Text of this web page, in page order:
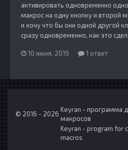
активировать одновременно
макрос на одну кнопку и второй
и хочу что бы они одной другой
сразу одновременно, как это
10 июня, 2019 1 ответ
© 2016 - 2026
Keyran - программа
макросов
Keyran - program for
macros